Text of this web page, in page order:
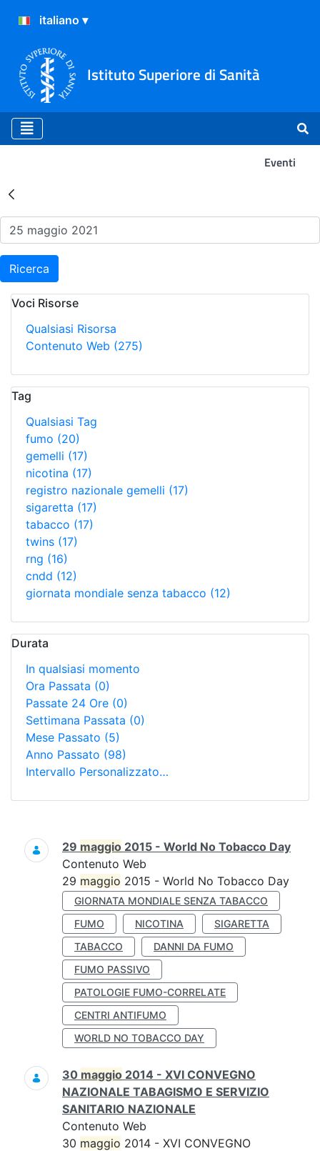
Istituto Superiore di Sanità
Eventi
Risultati della Ricerca -
Ricerca
Voci Risorse
Qualsiasi Risorsa
Contenuto Web (275)
Tag
Qualsiasi Tag
fumo (20)
gemelli (17)
nicotina (17)
registro nazionale gemelli (17)
sigaretta (17)
tabacco (17)
twins (17)
rng (16)
cndd (12)
giornata mondiale senza tabacco (12)
Durata
In qualsiasi momento
Ora Passata (0)
Passate 24 Ore (0)
Settimana Passata (0)
Mese Passato (5)
Anno Passato (98)
Intervallo Personalizzato…
Ricerca
29 maggio 2015 - World No Tobacco Day
Contenuto Web
29 maggio 2015 - World No Tobacco Day
GIORNATA MONDIALE SENZA TABACCO
FUMO
NICOTINA
SIGARETTA
TABACCO
DANNI DA FUMO
FUMO PASSIVO
PATOLOGIE FUMO-CORRELATE
CENTRI ANTIFUMO
WORLD NO TOBACCO DAY
30 maggio 2014 - XVI CONVEGNO
NAZIONALE TABAGISMO E SERVIZIO
SANITARIO NAZIONALE
Contenuto Web
30 maggio 2014 - XVI CONVEGNO